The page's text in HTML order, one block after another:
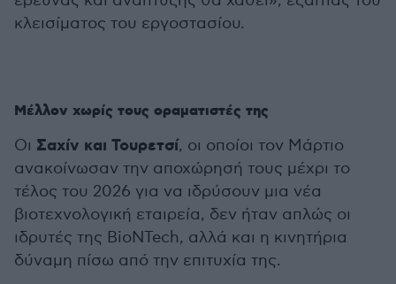
κλεισίματος του εργοστασίου.
Μέλλον χωρίς τους οραματιστές της
Οι Σαχίν και Τουρετσί, οι οποίοι τον Μάρτιο
ανακοίνωσαν την αποχώρησή τους μέχρι το
τέλος του 2026 για να ιδρύσουν μια νέα
βιοτεχνολογική εταιρεία, δεν ήταν απλώς οι
ιδρυτές της BioNTech, αλλά και η κινητήρια
δύναμη πίσω από την επιτυχία της.